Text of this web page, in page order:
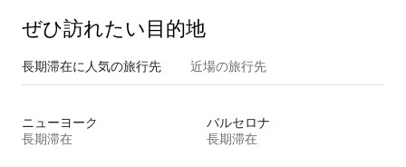
ぜひ訪⁠れ⁠た⁠い目⁠的⁠地
長期滞在に人気の旅行先 近場の旅行先
ニューヨーク
長期滞在
バルセロナ
長期滞在